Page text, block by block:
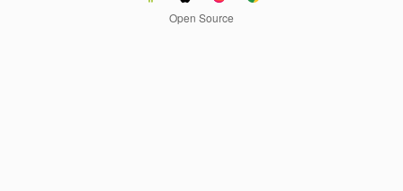
Open Source